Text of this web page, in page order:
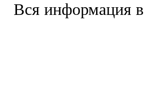
Вся информация в